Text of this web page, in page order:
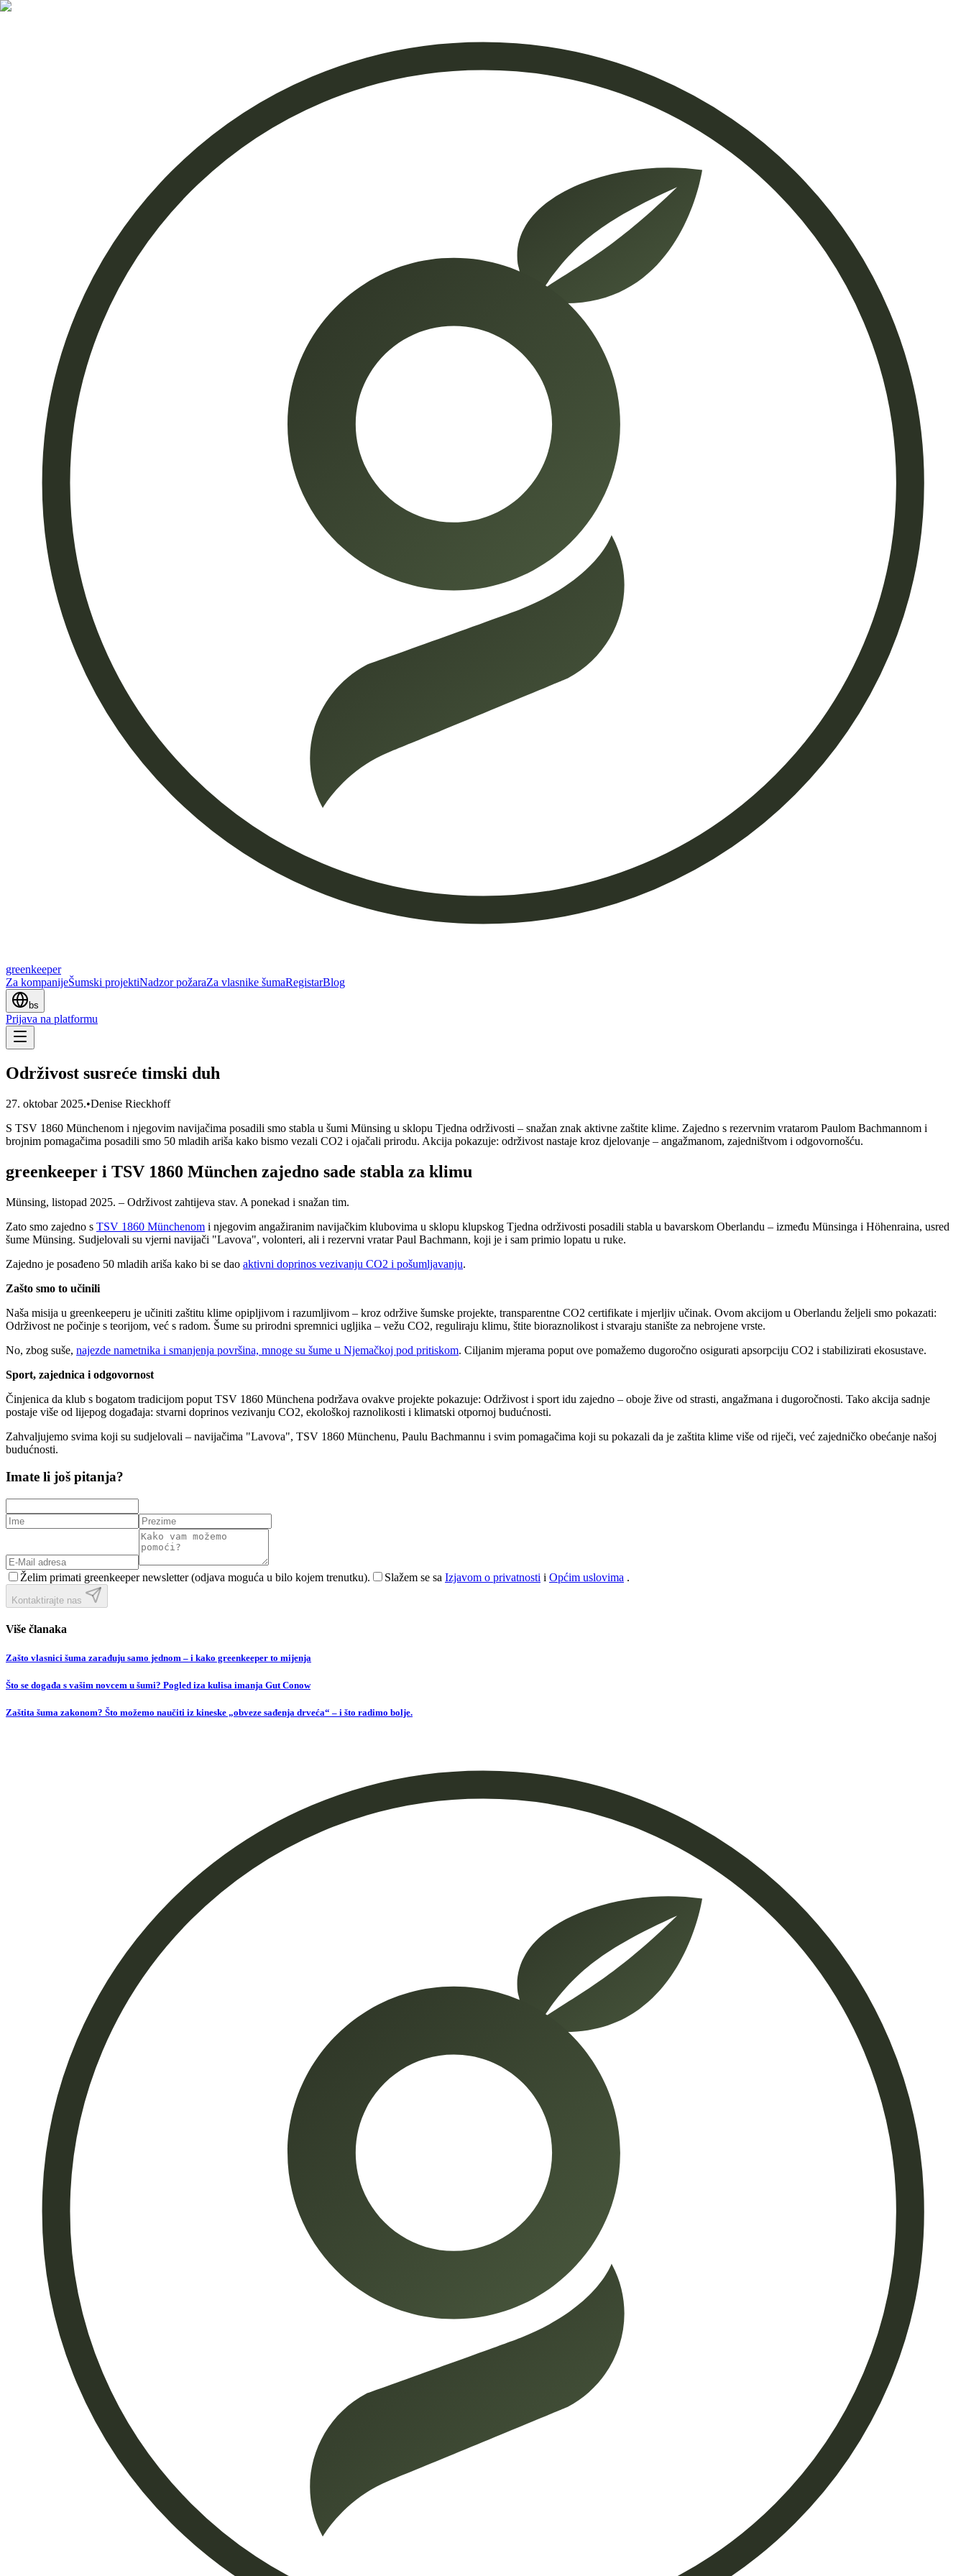
greenkeeper
Za kompanijeŠumski projektiNadzor požaraZa vlasnike šumaRegistarBlog
bs
Prijava na platformu
Održivost susreće timski duh
27. oktobar 2025.•Denise Rieckhoff
S TSV 1860 Münchenom i njegovim navijačima posadili smo stabla u šumi Münsing u sklopu Tjedna održivosti – snažan znak aktivne zaštite klime. Zajedno s rezervnim vratarom Paulom Bachmannom i
brojnim pomagačima posadili smo 50 mladih ariša kako bismo vezali CO2 i ojačali prirodu. Akcija pokazuje: održivost nastaje kroz djelovanje – angažmanom, zajedništvom i odgovornošću.
greenkeeper i TSV 1860 München zajedno sade stabla za klimu
Münsing, listopad 2025. – Održivost zahtijeva stav. A ponekad i snažan tim.
Zato smo zajedno s TSV 1860 Münchenom i njegovim angažiranim navijačkim klubovima u sklopu klupskog Tjedna održivosti posadili stabla u bavarskom Oberlandu – između Münsinga i Höhenraina, usred
šume Münsing. Sudjelovali su vjerni navijači "Lavova", volonteri, ali i rezervni vratar Paul Bachmann, koji je i sam primio lopatu u ruke.
Zajedno je posađeno 50 mladih ariša kako bi se dao aktivni doprinos vezivanju CO2 i pošumljavanju.
Zašto smo to učinili
Naša misija u greenkeeperu je učiniti zaštitu klime opipljivom i razumljivom – kroz održive šumske projekte, transparentne CO2 certifikate i mjerljiv učinak. Ovom akcijom u Oberlandu željeli smo pokazati:
Održivost ne počinje s teorijom, već s radom. Šume su prirodni spremnici ugljika – vežu CO2, reguliraju klimu, štite bioraznolikost i stvaraju stanište za nebrojene vrste.
No, zbog suše, najezde nametnika i smanjenja površina, mnoge su šume u Njemačkoj pod pritiskom. Ciljanim mjerama poput ove pomažemo dugoročno osigurati apsorpciju CO2 i stabilizirati ekosustave.
Sport, zajednica i odgovornost
Činjenica da klub s bogatom tradicijom poput TSV 1860 Münchena podržava ovakve projekte pokazuje: Održivost i sport idu zajedno – oboje žive od strasti, angažmana i dugoročnosti. Tako akcija sadnje
postaje više od lijepog događaja: stvarni doprinos vezivanju CO2, ekološkoj raznolikosti i klimatski otpornoj budućnosti.
Zahvaljujemo svima koji su sudjelovali – navijačima "Lavova", TSV 1860 Münchenu, Paulu Bachmannu i svim pomagačima koji su pokazali da je zaštita klime više od riječi, već zajedničko obećanje našoj
budućnosti.
Imate li još pitanja?
Želim primati greenkeeper newsletter (odjava moguća u bilo kojem trenutku). Slažem se sa Izjavom o privatnosti i Općim uslovima .
Kontaktirajte nas
Više članaka
Zašto vlasnici šuma zarađuju samo jednom – i kako greenkeeper to mijenja
Što se događa s vašim novcem u šumi? Pogled iza kulisa imanja Gut Conow
Zaštita šuma zakonom? Što možemo naučiti iz kineske „obveze sađenja drveća“ – i što radimo bolje.